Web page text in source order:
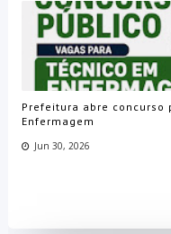
Prefeitura abre concurso
Enfermagem
Jun 30, 2026